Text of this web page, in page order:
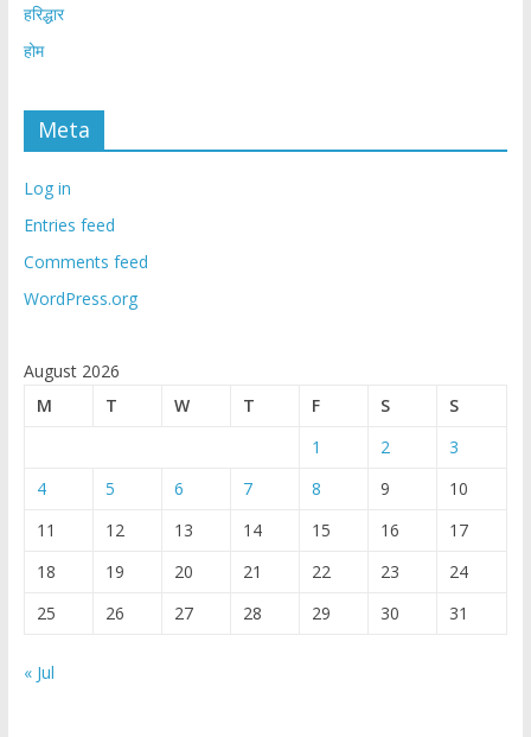
हरिद्धार
होम
Meta
Log in
Entries feed
Comments feed
WordPress.org
August 2026
M
T W T F S
S
1
2
3
4
5 6 7 8 9
10
11
12 13 14 15 16
17
18
19 20 21 22 23
24
25
26 27 28 29 30 31
« Jul